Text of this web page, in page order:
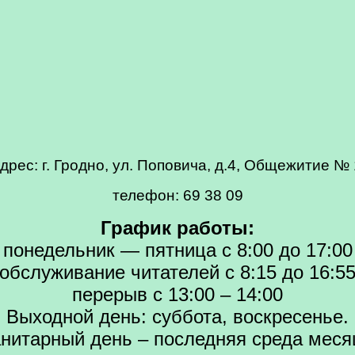
г. Гродно, ул. Поповича, д.4, Общежитие №
телефон: 69 38 09
График работы:
понедельник — пятница с 8:00 до 17:00
обслуживание читателей с 8:15 до 16:55
перерыв с 13:00 – 14:00
Выходной день: суббота, воскресенье.
день – последняя среда